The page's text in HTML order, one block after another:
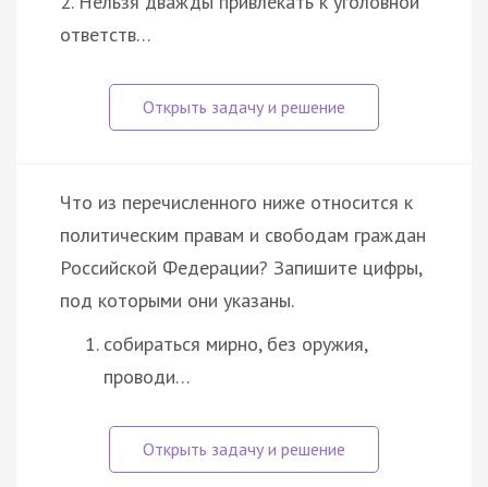
ответств…
Что из перечисленного ниже относится к
политическим правам и свободам граждан
Российской Федерации? Запишите цифры,
под которыми они указаны.
собираться мирно, без оружия,
проводи…